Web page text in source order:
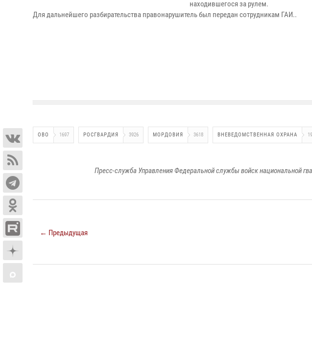
находившегося за рулем.
Для дальнейшего разбирательства правонарушитель был передан сотрудникам ГАИ..
ОВО 1697 РОСГВАРДИЯ 3926 МОРДОВИЯ 3618 ВНЕВЕДОМСТВЕННАЯ ОХРАНА
Пресс-служба Управления Федеральной службы войск национальной
← Предыдущая